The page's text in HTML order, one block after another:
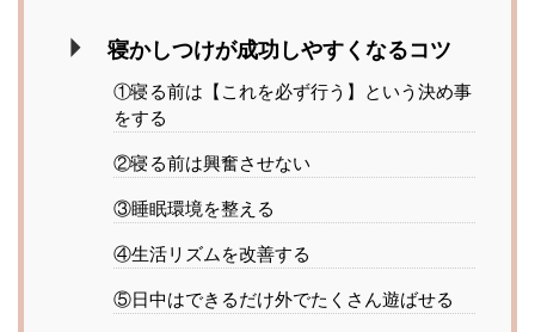
寝かしつけが成功しやすくなるコツ
①寝る前は【これを必ず行う】という決め事
をする
②寝る前は興奮させない
③睡眠環境を整える
④生活リズムを改善する
⑤日中はできるだけ外でたくさん遊ばせる